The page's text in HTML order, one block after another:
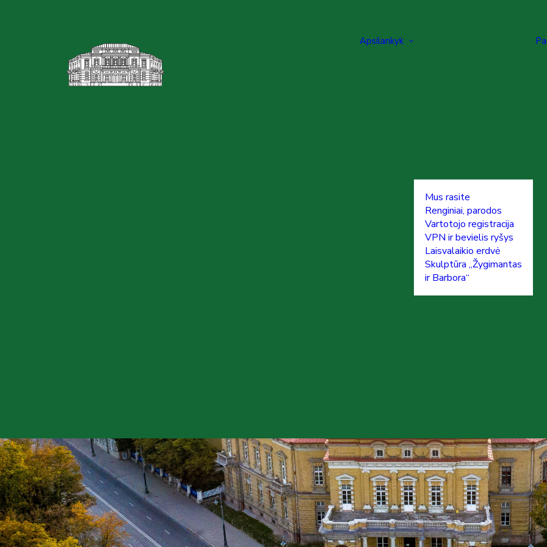
Apsilankyk
Mus rasite
Renginiai, parodos
Vartotojo registracija
VPN ir bevielis ryšys
Laisvalaikio erdvė
Skulptūra „Žygimantas
ir Barbora“